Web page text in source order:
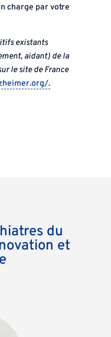
charge par votre
existants
aidant) de la
le site de France
.
du
et